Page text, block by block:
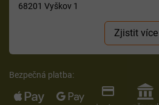
68201 Vyškov 1
Zjistit více
Bezpečná platba: